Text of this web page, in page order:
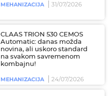
MEHANIZACIJA 31/07/2026
CLAAS TRION 530 CEMOS
Automatic: danas možda
novina, ali uskoro standard
na svakom savremenom
kombajnu!
MEHANIZACIJA 24/07/2026